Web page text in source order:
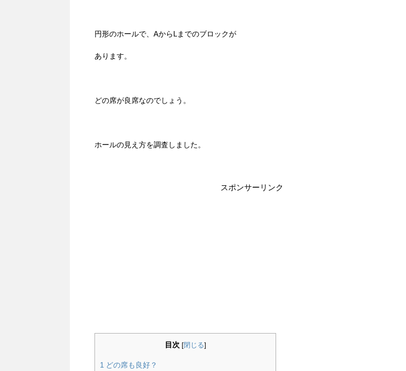
円形のホールで、AからLまでのブロックが
あります。
どの席が良席なのでしょう。
ホールの見え方を調査しました。
スポンサーリンク
目次 [閉じる]
1 どの席も良好？